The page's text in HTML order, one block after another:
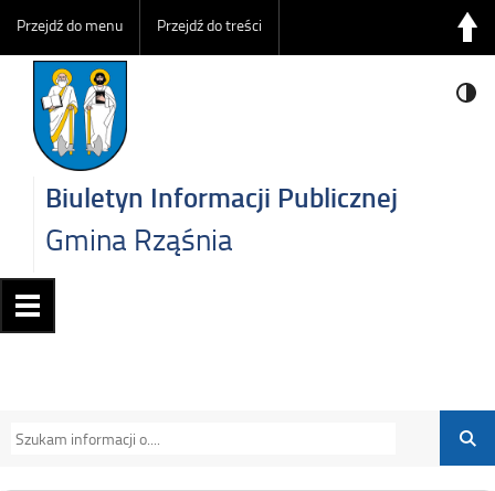
Przejdź do menu Przejdź do treści
Biuletyn Informacji Publicznej
Gmina Rząśnia